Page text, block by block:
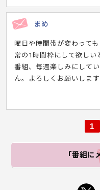
まめ
曜日や時間帯が変わって
常の1時間枠にして欲しい
番組、毎週楽しみにして
ん。よろしくお願いします
1
「番組に